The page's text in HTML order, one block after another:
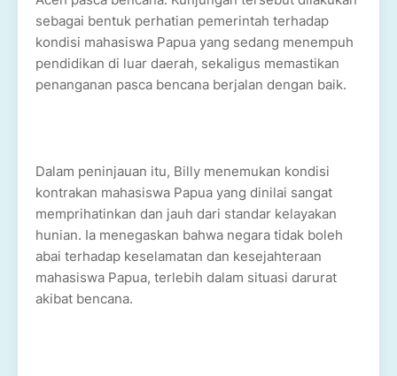
sebagai bentuk perhatian pemerintah terhadap
kondisi mahasiswa Papua yang sedang menempuh
pendidikan di luar daerah, sekaligus memastikan
penanganan pasca bencana berjalan dengan baik.
Dalam peninjauan itu, Billy menemukan kondisi
kontrakan mahasiswa Papua yang dinilai sangat
memprihatinkan dan jauh dari standar kelayakan
hunian. Ia menegaskan bahwa negara tidak boleh
abai terhadap keselamatan dan kesejahteraan
mahasiswa Papua, terlebih dalam situasi darurat
akibat bencana.